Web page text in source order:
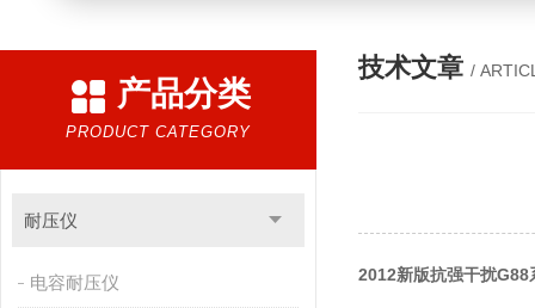
产品分类
PRODUCT CATEGORY
耐压仪
电容耐压仪
技术文章 /
2012新版抗强干扰G88